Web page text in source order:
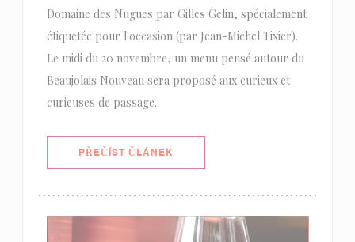
Domaine des Nugues par Gilles Gelin, spécialement
étiquetée pour l'occasion (par Jean-Michel Tixier).
Le midi du 20 novembre, un menu pensé autour du
Beaujolais Nouveau sera proposé aux curieux et
curieuses de passage.
PŘEČÍST ČLÁNEK